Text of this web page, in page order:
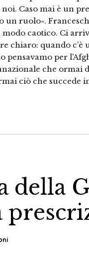
Caso mai è un
un ruolo».
modo caotico. Ci
chiaro: quando c’è
pensavamo per
che ormai
ciò che succede
della